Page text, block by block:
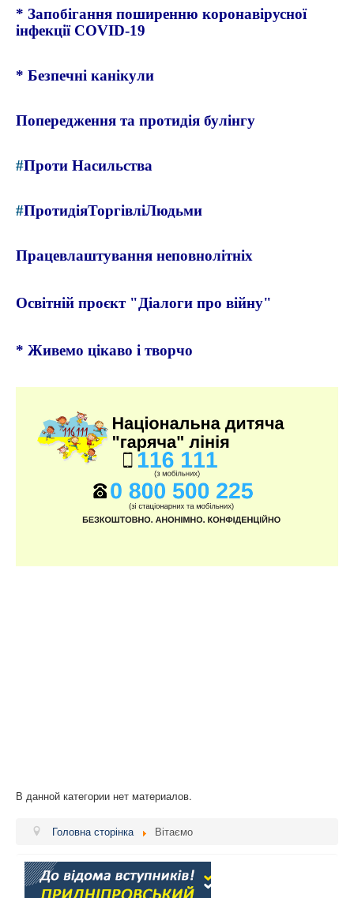
* Запобігання поширенню коронавірусної
інфекції COVID-19
* Безпечні канікули
Попередження та протидія булінгу
#Проти Насильства
#ПротидіяТоргівліЛюдьми
Працевлаштування неповнолітніх
Освітній проєкт "Діалоги про війну"
* Живемо цікаво і творчо
В данной категории нет материалов.
Головна сторінка Вітаємо